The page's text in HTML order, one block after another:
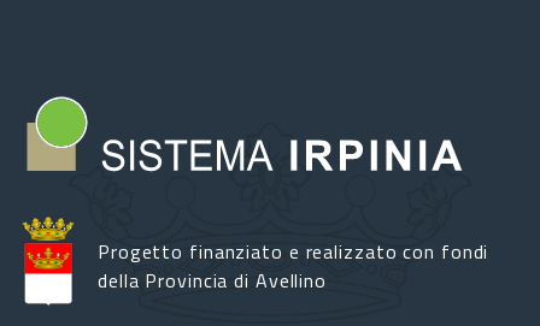
Progetto finanziato e realizzato con fondi
della Provincia di Avellino